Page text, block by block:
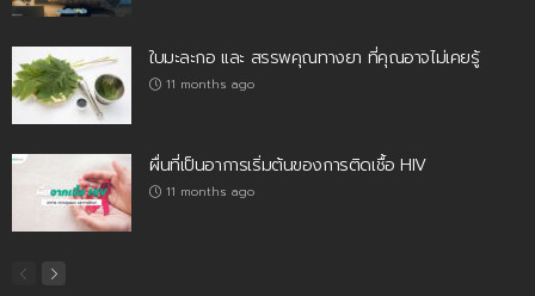
ใบมะละกอ และ สรรพคุณทางยา ที่คุณอาจไม่เคยรู้
11 months ago
ผื่นที่เป็นอาการเริ่มต้นของการติดเชื้อ HIV
11 months ago